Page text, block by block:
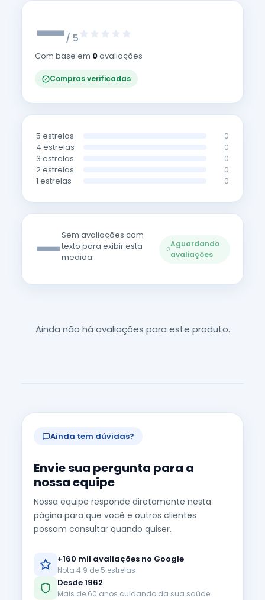
—/ 5
Com base em 0avaliações
Compras verificadas
5 estrelas 0
4 estrelas 0
3 estrelas 0
2 estrelas 0
1 estrelas 0
—Sem avaliações com
texto para exibir esta
medida.
Aguardando
avaliações
Ainda não há avaliações para este produto.
Ainda tem dúvidas?
Envie sua pergunta para a
nossa equipe
Nossa equipe responde diretamente nesta
página para que você e outros clientes
possam consultar quando quiser.
+160 mil avaliações no Google
Nota 4.9 de 5 estrelas
Desde 1962
Mais de 60 anos cuidando da sua saúde